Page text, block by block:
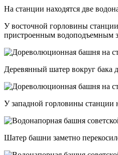
На станции находятся две
У восточной горловины
пристроенным водоподъемным
Деревянный шатер вокруг бака
У западной горловины станции
Шатер башни заметно